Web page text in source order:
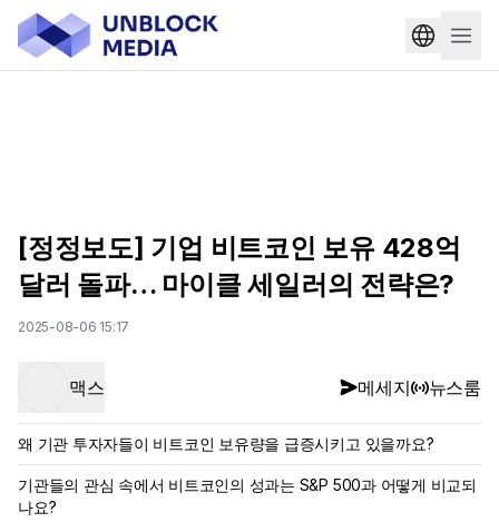
[정정보도] 기업 비트코인 보유 428억
달러 돌파… 마이클 세일러의 전략은?
2025-08-06 15:17
맥스 메세지 뉴스룸
왜 기관 투자자들이 비트코인 보유량을 급증시키고 있을까요?
기관들의 관심 속에서 비트코인의 성과는 S&P 500과 어떻게 비교되
나요?